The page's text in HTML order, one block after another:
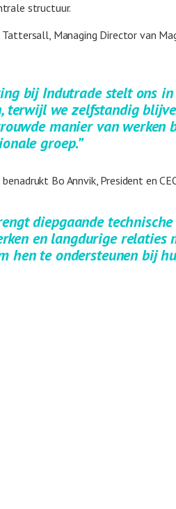
structuur.
Tattersall, Managing Director van
bij Indutrade stelt ons
terwijl we zelfstandig
manier van werken
groep.”
Bo Annvik, President en
diepgaande
en langdurige relaties
hen te ondersteunen bij